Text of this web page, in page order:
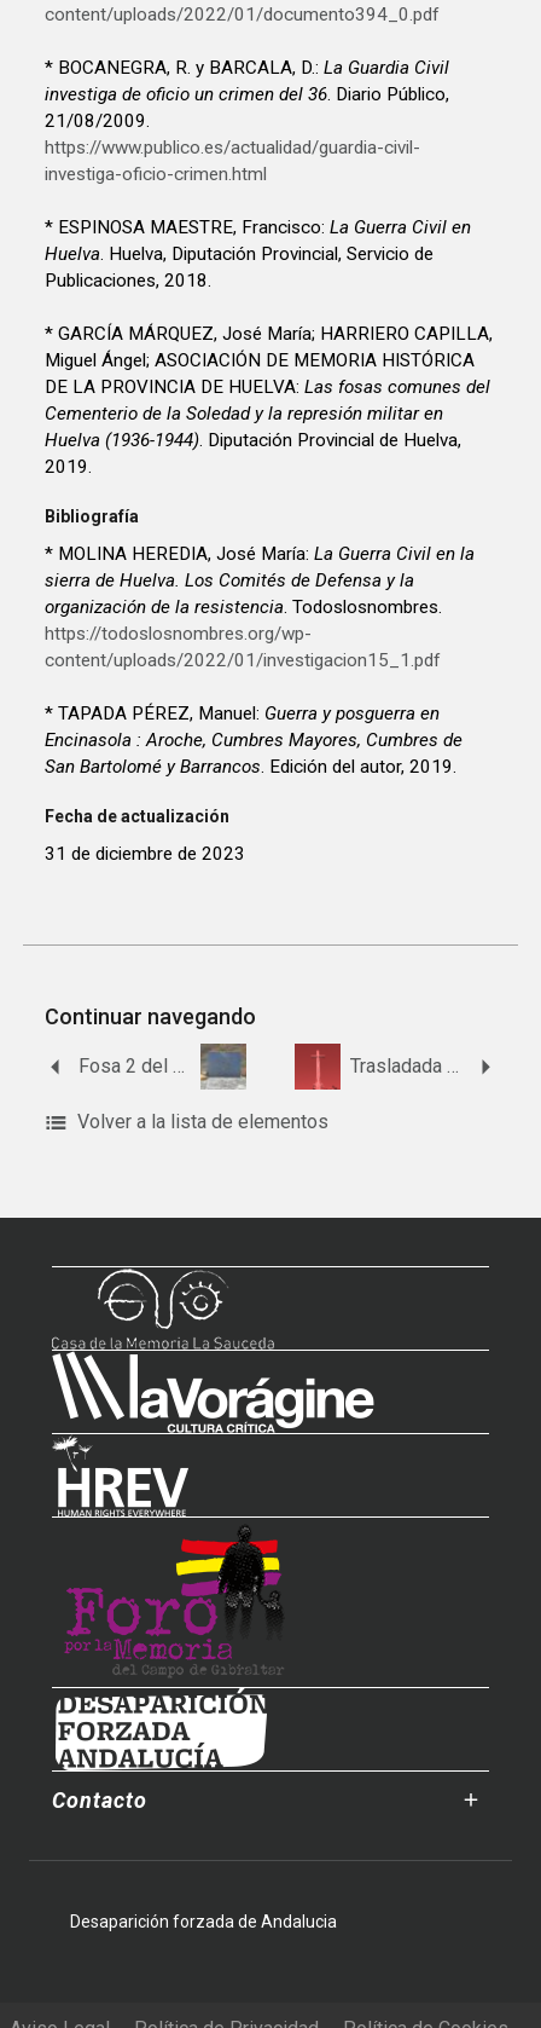
content/uploads/2022/01/documento394_0.pdf
* BOCANEGRA, R. y BARCALA, D.:La Guardia Civil
investiga de oficio un crimen del 36 . Diario Público,
21/08/2009.
https://www.publico.es/actualidad/guardia-civil-
investiga-oficio-crimen.html
* ESPINOSA MAESTRE, Francisco:La Guerra Civil en
Huelva . Huelva, Diputación Provincial, Servicio de
Publicaciones, 2018.
* GARCÍA MÁRQUEZ, José María; HARRIERO CAPILLA,
Miguel Ángel; ASOCIACIÓN DE MEMORIA HISTÓRICA
DE LA PROVINCIA DE HUELVA:Las fosas comunes del
Cementerio de la Soledad y la represión militar en
Huelva (1936-1944) . Diputación Provincial de Huelva,
2019.
Bibliografía
* MOLINA HEREDIA, José María:La Guerra Civil en la
sierra de Huelva. Los Comités de Defensa y la
organización de la resistencia. Todoslosnombres.
https://todoslosnombres.org/wp-
content/uploads/2022/01/investigacion15_1.pdf
* TAPADA PÉREZ, Manuel: Guerra y posguerra en
Encinasola : Aroche, Cumbres Mayores, Cumbres de
San Bartolomé y Barrancos. Edición del autor, 2019.
Fecha de actualización
31 de diciembre de 2023
Continuar navegando
Fosa 2 del paraje de Valdelamusa Trasladada al Valle de Cuelgamuros (Hinojos)
Volver a la lista de elementos
Contacto
Desaparición forzada de Andalucia